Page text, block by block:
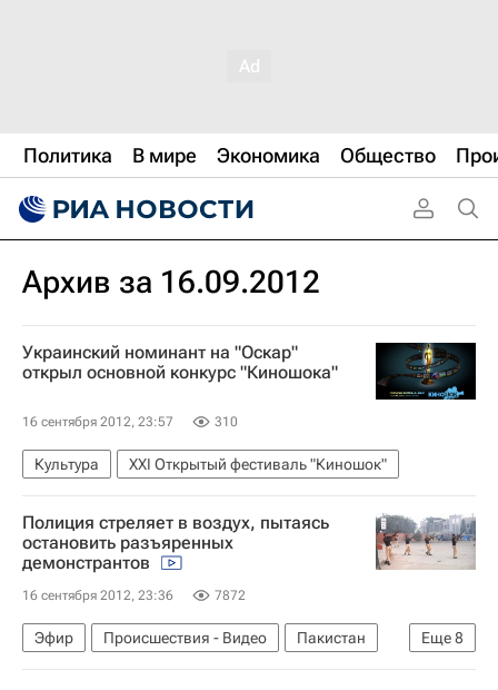
Политика В мире Экономика Общество
Архив за 16.09.2012
Украинский номинант на "Оскар"
открыл основной конкурс "Киношока"
16 сентября 2012, 23:57 310
Культура XXI Открытый фестиваль "Киношок"
Полиция стреляет в воздух, пытаясь
остановить разъяренных
демонстрантов
16 сентября 2012, 23:36 7872
Еще8
Эфир Происшествия - Видео
Пакистан
Карачи
Стендовая стрельба
Полиция